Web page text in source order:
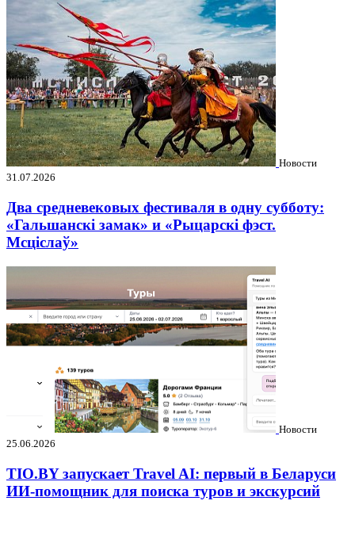
Новости
31.07.2026
Два средневековых фестиваля в одну субботу:
«Гальшанскі замак» и «Рыцарскі фэст.
Мсціслаў»
Новости
25.06.2026
TIO.BY запускает Travel AI: первый в Беларуси
ИИ-помощник для поиска туров и экскурсий